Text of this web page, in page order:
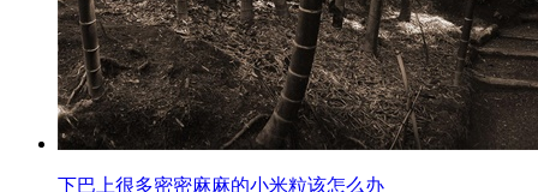
下巴上很多密密麻麻的小米粒该怎么办